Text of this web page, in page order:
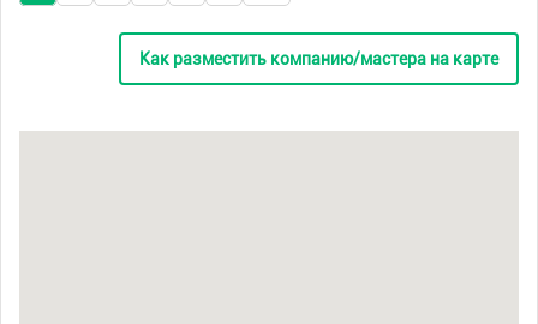
Как разместить компанию/мастера на карте